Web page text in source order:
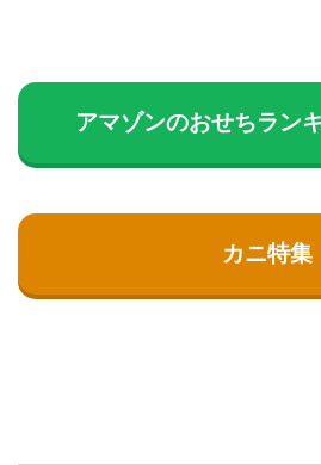
アマゾンのおせちラン
カニ特集